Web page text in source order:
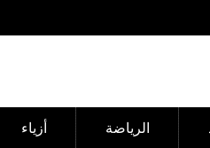
أزياء الرياضة